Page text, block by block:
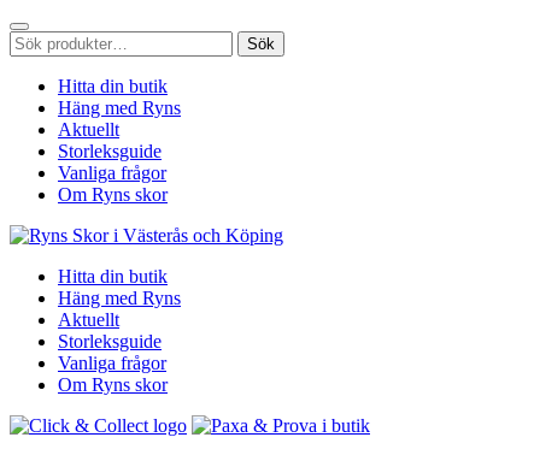
Sök
efter:
Sök
Hitta din butik
Häng med Ryns
Aktuellt
Storleksguide
Vanliga frågor
Om Ryns skor
Hitta din butik
Häng med Ryns
Aktuellt
Storleksguide
Vanliga frågor
Om Ryns skor